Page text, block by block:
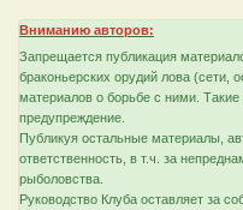
Вниманию авторов:
Запрещается публикация
браконьерских орудий лова (сети,
материалов о борьбе с ними.
предупреждение.
Публикуя остальные материалы,
ответственность, в т.ч. за
рыболовства.
Руководство Клуба оставляет за